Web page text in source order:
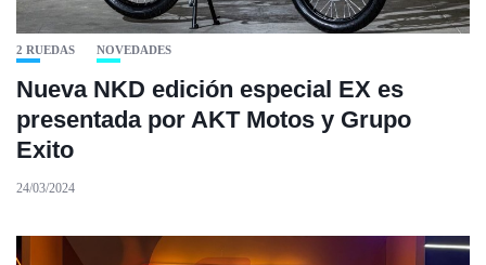
2 RUEDAS NOVEDADES
Nueva NKD edición especial EX es
presentada por AKT Motos y Grupo
Exito
24/03/2024